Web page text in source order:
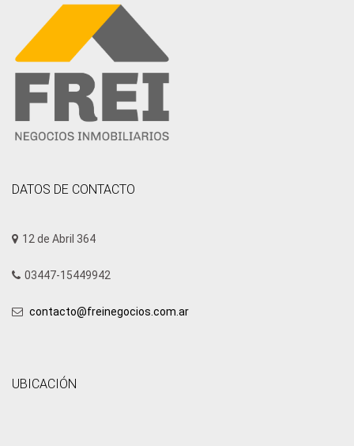
DATOS DE CONTACTO
12 de Abril 364
03447-15449942
contacto@freinegocios.com.ar
UBICACIÓN